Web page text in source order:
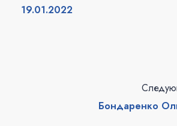
19.01.2022
Бондаренко